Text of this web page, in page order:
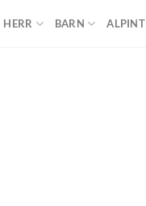
HERR BARN ALPINT